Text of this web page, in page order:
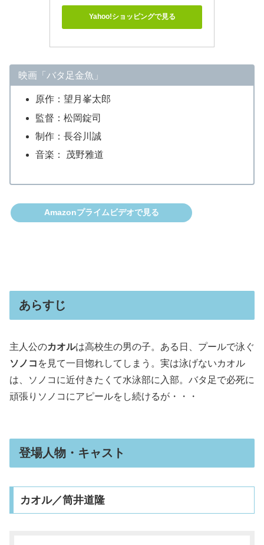
Yahoo!ショッピングで見る
映画「バタ足金魚」
原作：望月峯太郎
監督：松岡錠司
制作：長谷川誠
音楽： 茂野雅道
Amazonプライムビデオで見る
あらすじ
主人公のカオルは高校生の男の子。ある日、プールで泳ぐ
ソノコ を見て一目惚れしてしまう。実は泳げないカオル
は、ソノコに近付きたくて水泳部に入部。バタ足で必死に
頑張りソノコにアピールをし続けるが・・・
登場人物・キャスト
カオル／筒井道隆